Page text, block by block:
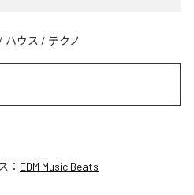
/ ハウス / テクノ
： EDM Music Beats